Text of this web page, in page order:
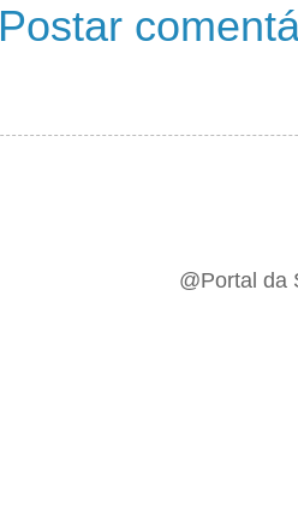
Postar
@Portal da